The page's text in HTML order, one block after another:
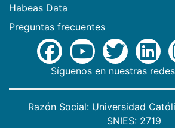
Habeas Data
Preguntas frecuentes
Síguenos en nuestras
Razón Social: Universidad
SNIES: 2719